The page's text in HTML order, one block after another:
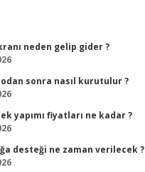
neden gelip gider ?
sonra nasıl kurutulur ?
yapımı fiyatları ne kadar ?
desteği ne zaman verilecek ?